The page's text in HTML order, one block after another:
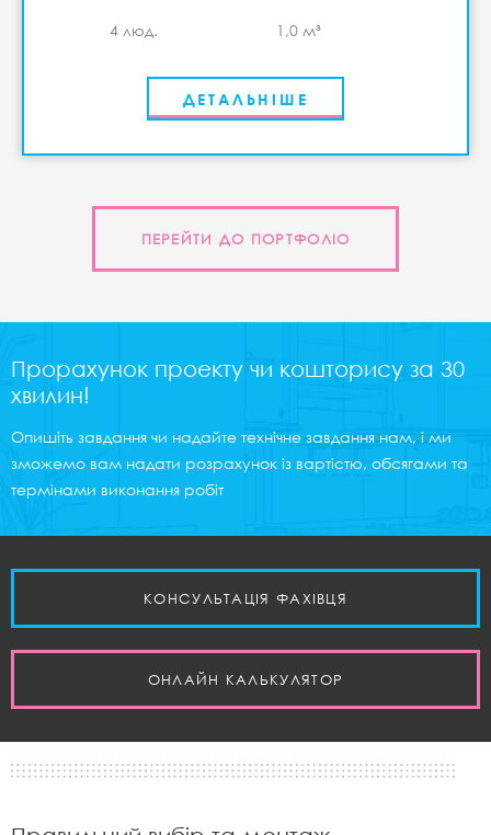
4 люд. 1,0 м³
ДЕТАЛЬНІШЕ
ПЕРЕЙТИ ДО ПОРТФОЛІО
Прорахунок проекту чи кошторису за 30
хвилин!
Опишіть завдання чи надайте технічне завдання нам, і ми
зможемо вам надати розрахунок із вартістю, обсягами та
термінами виконання робіт
КОНСУЛЬТАЦІЯ ФАХІВЦЯ
ОНЛАЙН КАЛЬКУЛЯТОР